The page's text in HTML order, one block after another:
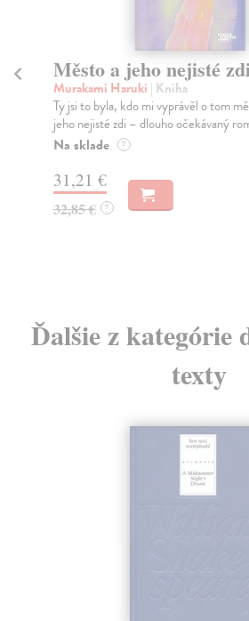
Město a jeho nejisté
Murakami Haruki | Kniha
Ty jsi to byla, kdo mi vyprávěl o tom
jeho nejisté zdi – dlouho očekávaný
Na sklade ?
31,21 €
32,85 € ?
Ďalšie z kategórie
texty